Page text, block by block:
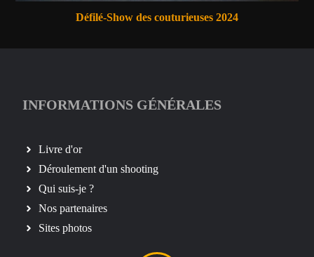
Défilé-Show des couturieuses 2024
INFORMATIONS GÉNÉRALES
Livre d'or
Déroulement d'un shooting
Qui suis-je ?
Nos partenaires
Sites photos